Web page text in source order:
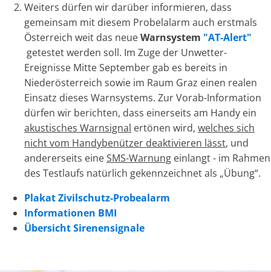
Weiters dürfen wir darüber informieren, dass
gemeinsam mit diesem Probelalarm auch erstmals
Österreich weit das neueWarnsystem "AT-Alert"
getestet werden soll. Im Zuge der Unwetter-
Ereignisse Mitte September gab es bereits in
Niederösterreich sowie im Raum Graz einen realen
Einsatz dieses Warnsystems. Zur Vorab-Information
dürfen wir berichten, dass einerseits am Handy ein
akustisches Warnsignal ertönen wird, welches sich
nicht vom Handybenützer deaktivieren lässt, und
andererseits eineSMS-Warnung einlangt - im Rahmen
des Testlaufs natürlich gekennzeichnet als „Übung“.
Plakat Zivilschutz-Probealarm
Informationen BMI
Übersicht Sirenensignale